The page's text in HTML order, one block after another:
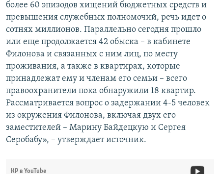
более 60 эпизодов хищений бюджетных средств и
превышения служебных полномочий, речь идет о
сотнях миллионов. Параллельно сегодня прошло
или еще продолжается 42 обыска – в кабинете
Филонова и связанных с ним лиц, по месту
проживания, а также в квартирах, которые
принадлежат ему и членам его семьи – всего
правоохранители пока обнаружили 18 квартир.
Рассматривается вопрос о задержании 4-5 человек
из окружения Филонова, включая двух его
заместителей – Марину Байдецкую и Сергея
Серобабу», – утверждает источник.
КР в YouTube